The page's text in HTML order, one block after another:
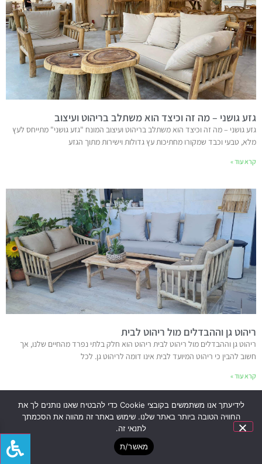
גזע גושני – מה זה וכיצד הוא משתלב בריהוט ועיצוב
גזע גושני – מה זה וכיצד הוא משתלב בריהוט ועיצוב המונח "גזע גושני" מתייחס לעץ
מלא, טבעי וכבד שמקורו מחתיכות עץ גדולות וישירות מתוך הגזע
קרא עוד »
ריהוט גן וההבדלים מול ריהוט לבית
ריהוט גן וההבדלים מול ריהוט לבית ריהוט הוא חלק בלתי נפרד מהחיים שלנו, אך
חשוב להבין כי ריהוט המיועד לבית אינו דומה לריהוט גן. לכל
קרא עוד »
לידיעתך אנו משתמשים בקובצי Cookie כדי להבטיח שאנו נותנים לך את
החוויה הטובה ביותר באתר שלנו. שימוש באתר זה מהווה את הסכמתך
לתנאי זה.
מאשר/ת